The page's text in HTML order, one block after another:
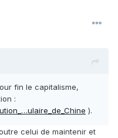
fin le capitalisme,
:
).
celui de maintenir et